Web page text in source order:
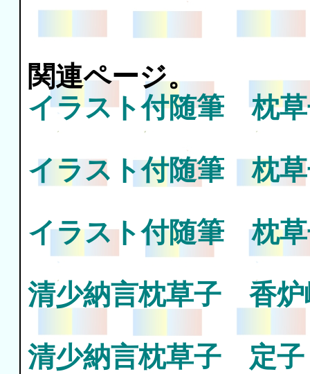
関連ページ。
イラスト付随筆 枕
イラスト付随筆
イラスト付随筆 枕
清少納言枕草子 香
清少納言枕草子 定